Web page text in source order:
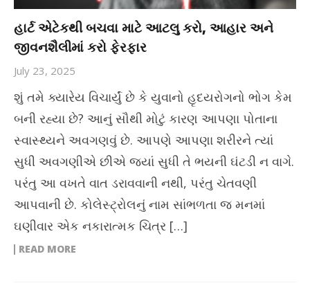
હાર્ટ એટેકથી બચવા માટે આટલુ કરો, આહાર અને
જીવનશૈલીમાં કરો ફેરફાર
July 23, 2025
શું તમે ક્યારેય વિચાર્યું છે કે યુવાનો હૃદયરોગનો ભોગ કેમ
બની રહ્યા છે? આનું સૌથી મોટું કારણ આપણા પોતાના
સ્વાસ્થ્યને અવગણવું છે. આપણે આપણા શરીરને ત્યાં
સુધી અવગણીએ છીએ જ્યાં સુધી તે ભયની ઘંટડી ન વાગે.
પરંતુ આ વખતે વાત ડરાવવાની નથી, પરંતુ ચેતવણી
આપવાની છે. કોલેસ્ટ્રોલનું નામ સાંભળતા જ મનમાં
ઘણીવાર એક નકારાત્મક ચિત્ર […]
READ MORE